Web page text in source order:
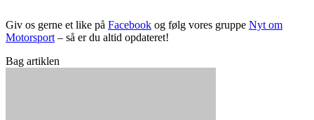
Giv os gerne et like på Facebook og følg vores gruppe Nyt om
Motorsport– så er du altid opdateret!
Bag artiklen